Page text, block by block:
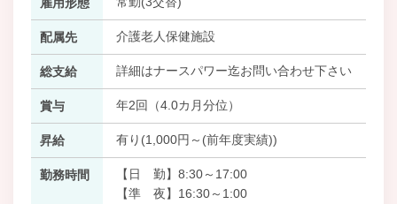
配属先 介護老人保健施設
総支給 詳細はナースパワー迄お問い合わせ下さい
賞与 年2回（4.0カ月分位）
昇給 有り(1,000円～(前年度実績))
勤務時間
【日 勤】8:30～17:00
【準 夜】16:30～1:00